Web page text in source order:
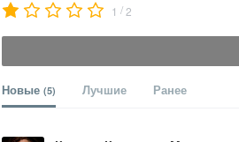
1 /2
Новые (5) Лучшие Ранее